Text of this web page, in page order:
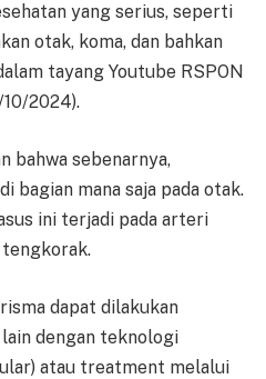
yang serius, seperti
otak, koma, dan bahkan
tayang Youtube RSPON
2024).
bahwa sebenarnya,
bagian mana saja pada otak.
ini terjadi pada arteri
tengkorak.
dapat dilakukan
dengan teknologi
atau treatment melalui